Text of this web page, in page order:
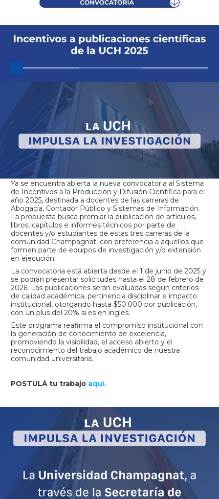
Ya se encuentra abierta la nueva convocatoria al Sistema
de Incentivos a la Producción y Difusión Científica para el
año 2025, destinada a docentes de las carreras de
Abogacía, Contador Público y Sistemas de Información.
La propuesta busca premiar la publicación de artículos,
libros, capítulos e informes técnicos por parte de
docentes y/o estudiantes de estas tres carreras de la
comunidad Champagnat, con preferencia a aquellos que
formen parte de equipos de investigación y/o extensión
en ejecución.
La convocatoria está abierta desde el 1 de junio de 2025 y
se podrán presentar solicitudes hasta el 28 de febrero de
2026. Las publicaciones serán evaluadas según criterios
de calidad académica, pertinencia disciplinar e impacto
institucional, otorgando hasta $50.000 por publicación,
con un plus del 20% si es en inglés.
Este programa reafirma el compromiso institucional con
la generación de conocimiento de excelencia,
promoviendo la visibilidad, el acceso abierto y el
reconocimiento del trabajo académico de nuestra
comunidad universitaria.
POSTULÁ tu trabajo aquí.